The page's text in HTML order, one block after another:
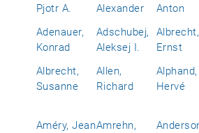
Pjotr A.
Alexander
Anton
Adenauer,
Konrad
Adschubej,
Aleksej I.
Albrecht,
Ernst
Albrecht,
Susanne
Allen,
Richard
Alphand,
Hervé
Améry, JeanAmrehn,